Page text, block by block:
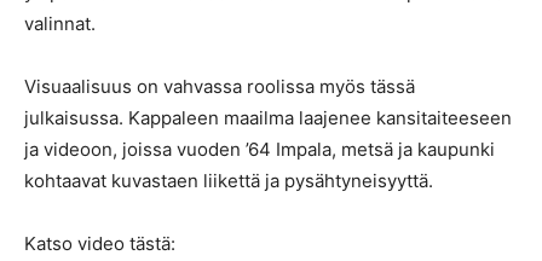
valinnat.
Visuaalisuus on vahvassa roolissa myös tässä
julkaisussa. Kappaleen maailma laajenee kansitaiteeseen
ja videoon, joissa vuoden ’64 Impala, metsä ja kaupunki
kohtaavat kuvastaen liikettä ja pysähtyneisyyttä.
Katso video tästä: